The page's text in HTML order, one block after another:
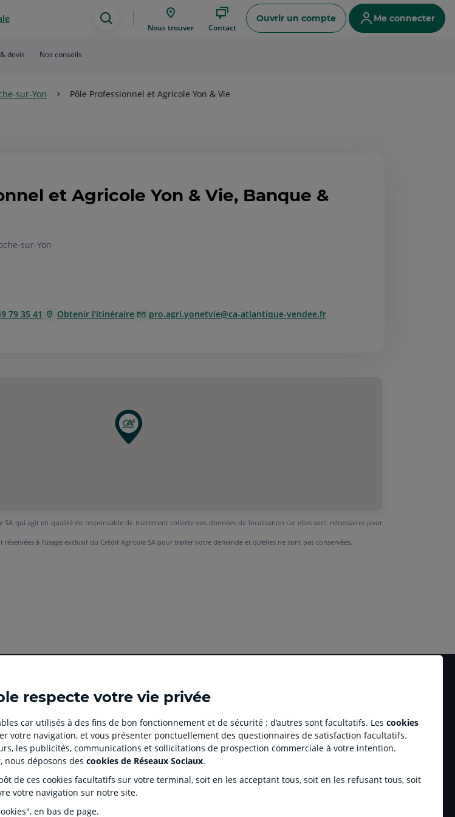
respecte votre vie privée
car utilisés à des fins de bon fonctionnement et de sécurité ; d’autres sont facultatifs. Les cookies
votre navigation, et vous présenter ponctuellement des questionnaires de satisfaction facultatifs.
les publicités, communications et sollicitations de prospection commerciale à votre intention.
déposons des cookies de Réseaux Sociaux.
de ces cookies facultatifs sur votre terminal, soit en les acceptant tous, soit en les refusant tous, soit
votre navigation sur notre site.
en bas de page.
Assistance
Nous trouver Contact
Ouvrir un compte Me connecter
devis Nos conseils
sur-Yon Pôle Professionnel et Agricole Yon & Vie
et Agricole Yon & Vie, Banque &
sur-Yon
79 35 41 Obtenir l'itinéraire pro.agri.yonetvie@ca-atlantique-vendee.fr
SA qui agit en qualité de responsable de traitement collecte vos données de localisation car elles sont nécessaires pour
à l’usage exclusif du Crédit Agricole SA pour traiter votre demande et qu’elles ne sont pas conservées.
dans
un
nouvel
onglet
:
Aller
sur
la
Ouvert
dans
un
nouvel
onglet
:
aller
sur
la
Ouvert
dans
un
nouvel
onglet
:
aller
sur
Ouvert
dans
un
nouvel
onglet
:
Aller
sur
SITES SPECIALISES
Prêt immobilier en ligne
Agences immobilières Square
Habitat
Service de télésurveillance
Réseau professionnel Youzful
Partenariats sportifs
Accessibilité numérique du site